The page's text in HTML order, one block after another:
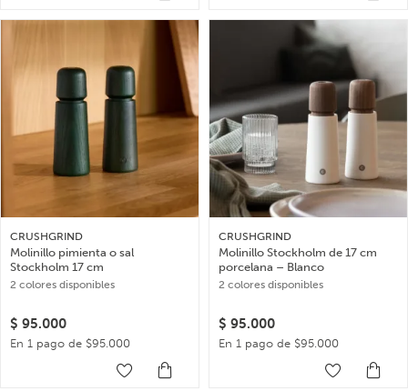
CRUSHGRIND
Molinillo pimienta o sal
Stockholm 17 cm
2 colores disponibles
$ 95.000
En 1 pago de $95.000
CRUSHGRIND
Molinillo Stockholm de 17 cm
porcelana – Blanco
2 colores disponibles
$ 95.000
En 1 pago de $95.000